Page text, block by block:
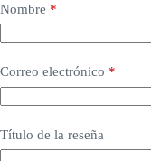
Nombre *
Correo electrónico *
Título de la reseña